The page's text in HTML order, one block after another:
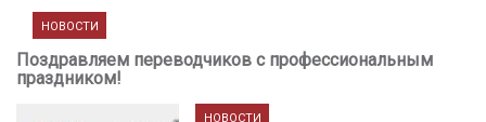
НОВОСТИ
Поздравляем переводчиков с профессиональным
праздником!
НОВОСТИ